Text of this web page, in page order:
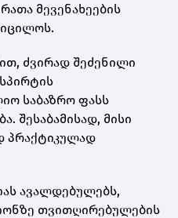
მევენახეების
ძვირად შეძენილი
საბაზრო ფასს
შესაბამისად, მისი
პრაქტიკულად
ავალდებულებს,
თვითღირებულების